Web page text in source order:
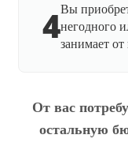
4Вы
негодного
занимает
От вас
остальную